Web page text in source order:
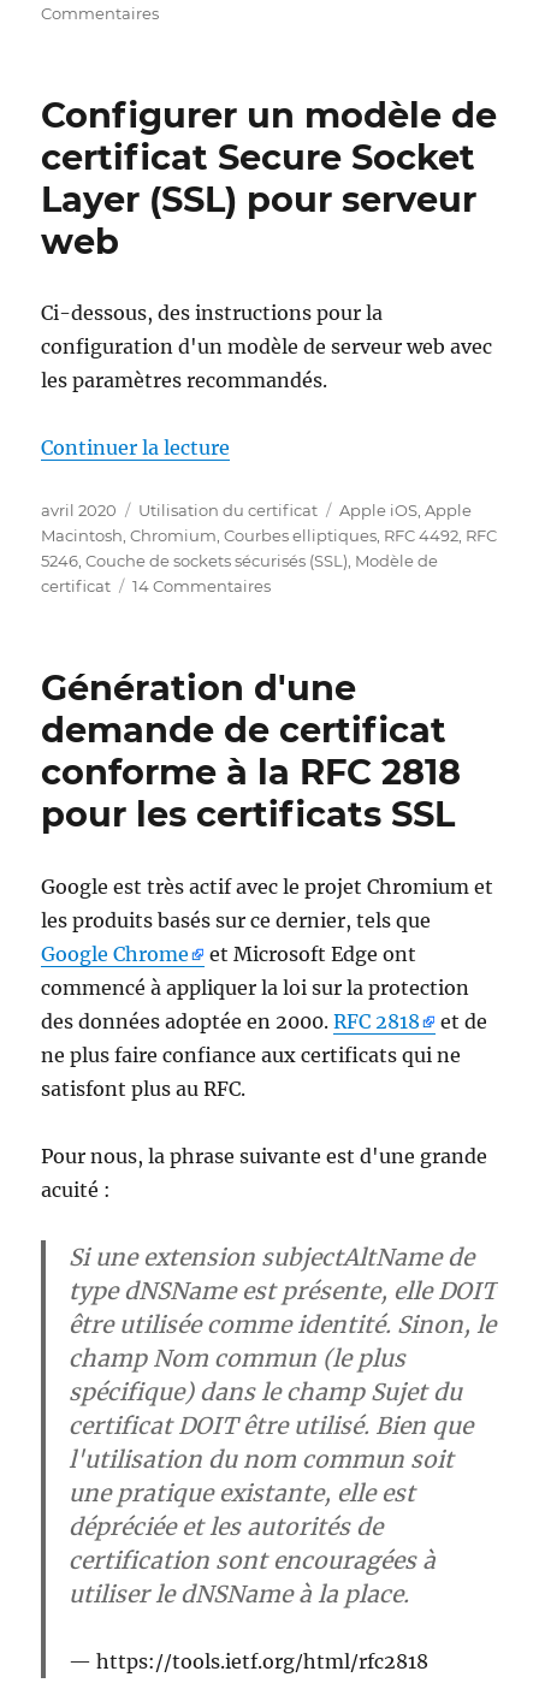
Commentairessur
limitieren
SSL
Zertifikate
auf
ein
Configurer un modèle de
certificat Secure Socket
Layer (SSL) pour serveur
web
Ci-dessous, des instructions pour la
configuration d'un modèle de serveur web avec
les paramètres recommandés.
Continuer la lecture
Publié
le
avril 2020 Catégories
Utilisation du certificat Étiquettes
Apple iOS,Apple
Macintosh,Chromium,Courbes elliptiques, RFC 4492, RFC
5246,Couche de sockets sécurisés (SSL), Modèle de
certificat
14 Commentairessur
Socket
(SSL)
Zertifikatvorlage
für
Web
Génération d'une
demande de certificat
conforme à la RFC 2818
pour les certificats SSL
Google est très actif avec le projet Chromium et
les produits basés sur ce dernier, tels que
Google Chrome
et Microsoft Edge ont
commencé à appliquer la loi sur la protection
des données adoptée en 2000.RFC 2818
et de
ne plus faire confiance aux certificats qui ne
satisfont plus au RFC.
Pour nous, la phrase suivante est d'une grande
acuité :
Si une extension subjectAltName de
type dNSName est présente, elle DOIT
être utilisée comme identité. Sinon, le
champ Nom commun (le plus
spécifique) dans le champ Sujet du
certificat DOIT être utilisé. Bien que
l'utilisation du nom commun soit
une pratique existante, elle est
dépréciée et les autorités de
certification sont encouragées à
utiliser le dNSName à la place.
https://tools.ietf.org/html/rfc2818